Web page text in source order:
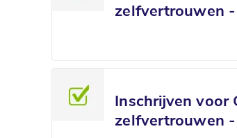
zelfvertrouwen
Inschrijven voor
zelfvertrouwen